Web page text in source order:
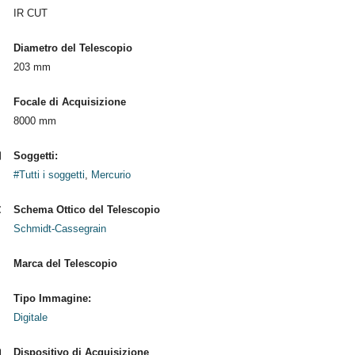
IR CUT
Diametro del Telescopio
203 mm
Focale di Acquisizione
8000 mm
Soggetti:
#Tutti i soggetti, Mercurio
Schema Ottico del Telescopio
Schmidt-Cassegrain
Marca del Telescopio
Tipo Immagine:
Digitale
Dispositivo di Acquisizione